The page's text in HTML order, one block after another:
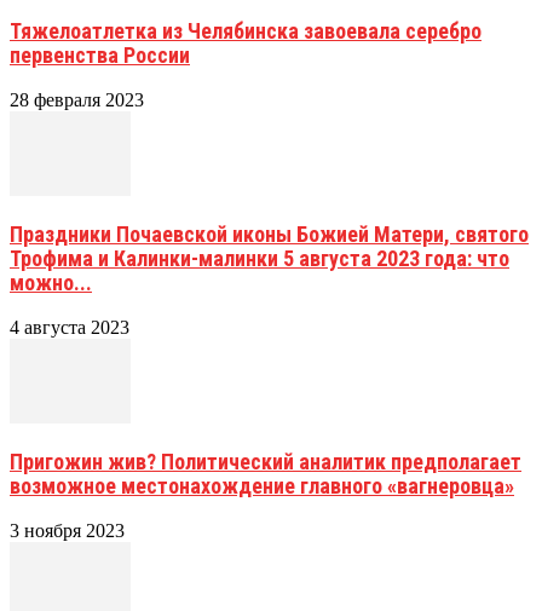
Тяжелоатлетка из Челябинска завоевала серебро
первенства России
28 февраля 2023
Праздники Почаевской иконы Божией Матери, святого
Трофима и Калинки-малинки 5 августа 2023 года: что
можно...
4 августа 2023
Пригожин жив? Политический аналитик предполагает
возможное местонахождение главного «вагнеровца»
3 ноября 2023